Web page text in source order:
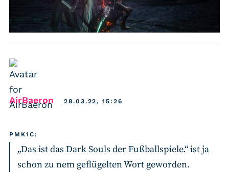
AirBaeron says:
28.03.22, 15:26
PMK1C:
„Das ist das Dark Souls der Fußballspiele.“ ist ja
schon zu nem geflügelten Wort geworden.